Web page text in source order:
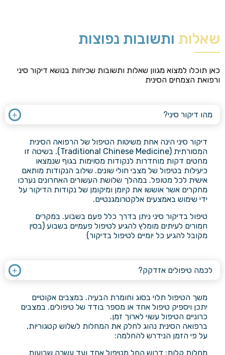
שאלות ותשובות נפוצות
כאן תוכלו למצוא מגוון שאלות ותשובות שכיחות בנושא דיקור סיני
ורפואת הצמחים הסינית
מהו דיקור סיני?
דיקור סיני הינה אחת משיטות הטיפול של הרפואה הסינית
המסורתית (Traditional Chinese Medicine). בשיטה זו
מחטים דקות מוחדרות לנקודות מסוימות בגוף שנמצאו
כיעילות בטיפול של מצבי חולי שונים. שילוב הנקודות מותאם
אישית לכל מטופל. במהלך שלושת העשורים האחרונים נערכו
מחקרים אשר אוששו את קיומן ומיקומן של נקודות הדיקור על
ידי שימוש באמצעים אלקטרומגנטיים.
טיפול בדיקור סיני ניתן בדרך כלל פעם בשבוע. במקרים
חמורים לעיתים מומלץ להגיע לטיפול פעמיים בשבוע (בסין
מקובל להגיע כל יומיים לטיפול בדיקור)
לכמה טיפולים אזדקק?
משך הטיפול תלוי בסוג וחומרת הבעיה. במצבים אקוטיים
יתכן ויספיק טיפול אחד או מספר בודד של טיפולים. במצבים
כרוניים הטיפול עשוי לארוך זמן.
ברפואה הסינית נהוג לחלק את המחלות לשלוש קטגוריות,
על פי הזמן הנידרש להחלמה:
מחלות קלות: דרוש החל מטיפול אחד ועד עשרה שבועות